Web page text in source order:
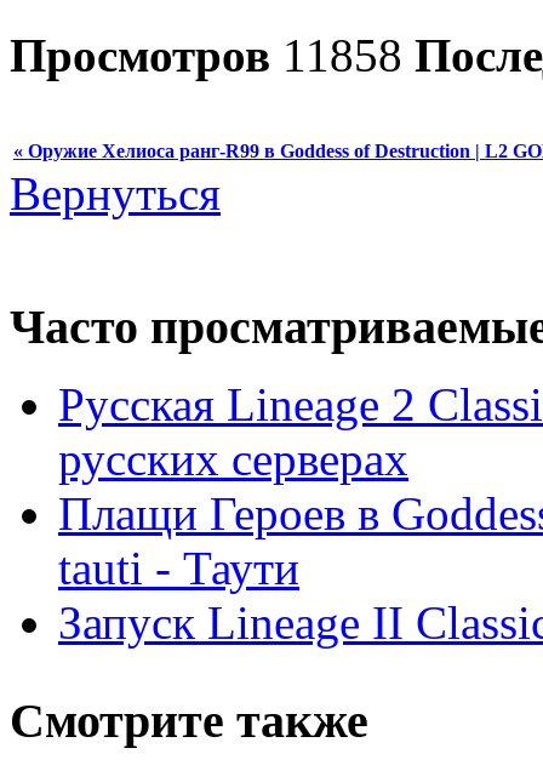
Просмотров 11858
« Оружие Хелиоса ранг-R99 в Goddess of Destruction | L2
Вернуться
Часто
Русская Lineage 2
русских серверах
Плащи Героев в
tauti - Таути
Запуск Lineage II
Смотрите также